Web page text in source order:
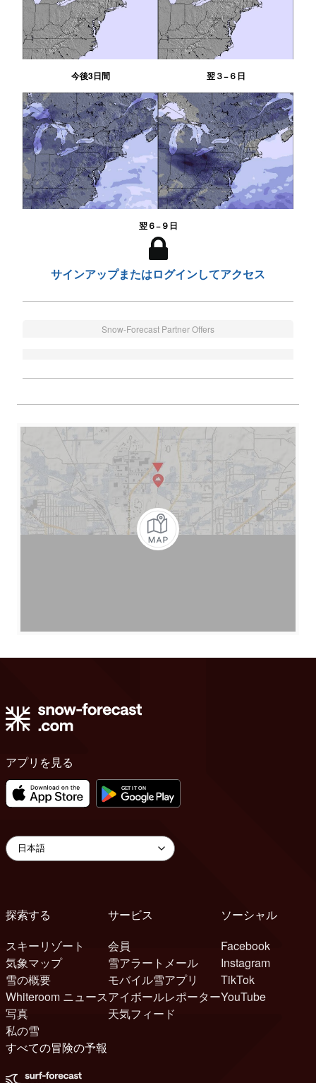
今後3日間 翌３−６日
翌６−９日
サインアップまたはログインしてアクセス
Snow-Forecast Partner Offers
アプリを見る
探索する
スキーリゾート
気象マップ
雪の概要
Whiteroom ニュース
写真
私の雪
サービス
会員
雪アラートメール
モバイル雪アプリ
アイボールレポーター
天気フィード
ソーシャル
Facebook
Instagram
TikTok
YouTube
すべての冒険の予報